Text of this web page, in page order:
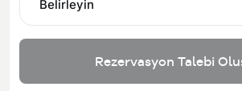
Belirleyin
Rezervasyon Talebi